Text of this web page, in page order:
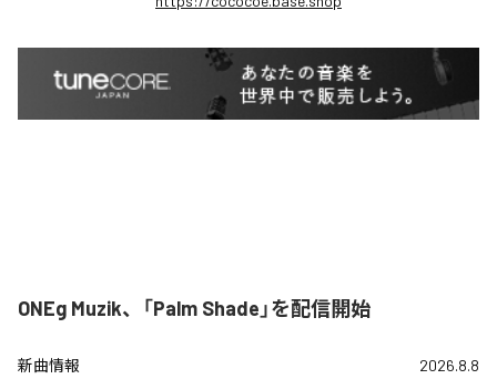
ONEg Muzik、「Palm Shade」を配信開始
新曲情報 2026.8.8